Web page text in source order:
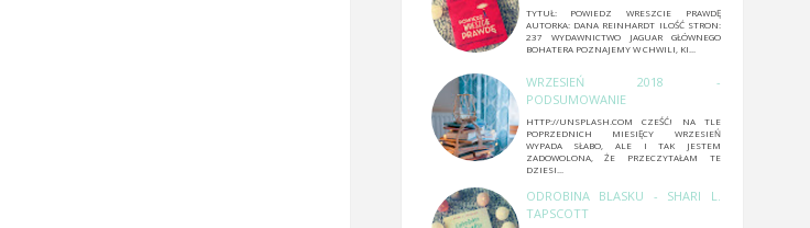
TYTUŁ: POWIEDZ WRESZCIE PRAWDĘ
AUTORKA: DANA REINHARDT ILOŚĆ STRON:
237 WYDAWNICTWO JAGUAR GŁÓWNEGO
BOHATERA POZNAJEMY W CHWILI, KI...
WRZESIEŃ 2018 -
PODSUMOWANIE
HTTP://UNSPLASH.COM CZEŚĆ! NA TLE
POPRZEDNICH MIESIĘCY WRZESIEŃ
WYPADA SŁABO, ALE I TAK JESTEM
ZADOWOLONA, ŻE PRZECZYTAŁAM TE
DZIESI...
ODROBINA BLASKU - SHARI L.
TAPSCOTT